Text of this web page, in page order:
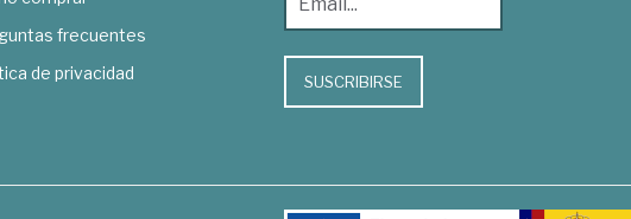
frecuentes
de privacidad
SUSCRIBIRSE